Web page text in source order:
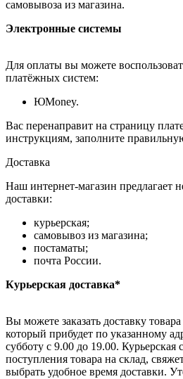
самовывоза из магазина.
Электронные системы
Для оплаты вы можете
платёжных систем:
ЮMoney.
Вас перенаправит на страницу
инструкциям, заполните
Доставка
Наш интернет-магазин предлагает
доставки:
курьерская;
самовывоз из магазина;
постаматы;
почта России.
Курьерская доставка*
Вы можете заказать доставку
который прибудет по указанному
субботу с 9.00 до 19.00. Курьерская
поступления товара на склад,
выбрать удобное время доставки.